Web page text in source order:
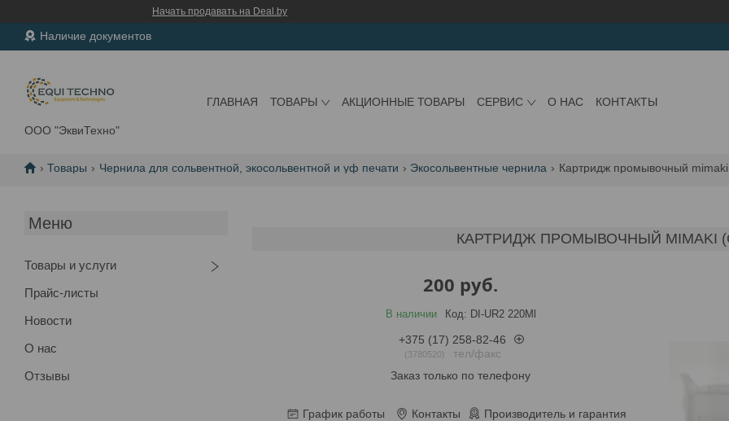
Начать продавать на Deal.by
Наличие документов
ООО "ЭквиТехно"
ГЛАВНАЯ ТОВАРЫ АКЦИОННЫЕ ТОВАРЫ СЕРВИС О НАС КОНТАКТЫ
Товары Чернила для сольвентной, экосольвентной и уф печати Экосольвентные чернила Картридж промывочный
Товары и услуги
Прайс-листы
Новости
О нас
Отзывы
КАРТРИДЖ ПРОМЫВОЧНЫЙ MIMAKI
200 руб.
В наличии Код: DI-UR2 220Ml
+375 (17) 258-82-46
3780520
тел/факс
Заказ только по телефону
График работы Контакты Производитель и гарантия